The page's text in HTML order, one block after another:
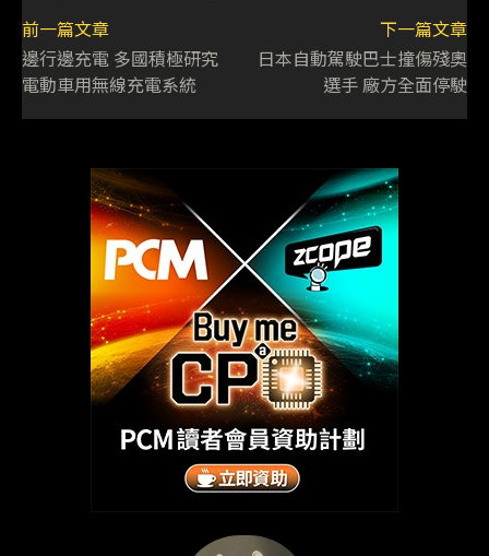
前一篇文章
邊行邊充電 多國積極研究
電動車用無線充電系統
下一篇文章
日本自動駕駛巴士撞傷殘奧
選手 廠方全面停駛